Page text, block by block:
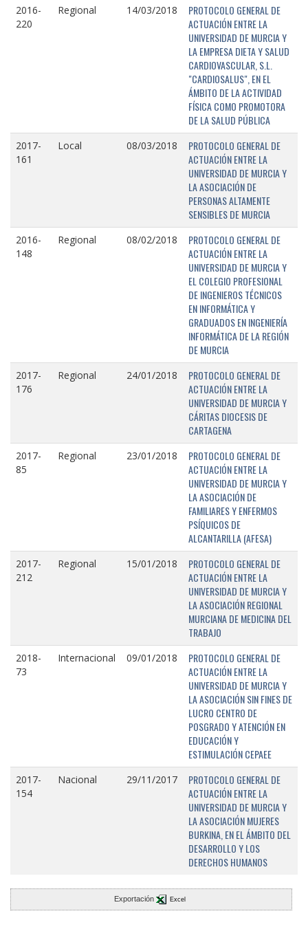
2016-
220
Regional 14/03/2018
PROTOCOLO GENERAL DE
ACTUACIÓN ENTRE LA
UNIVERSIDAD DE MURCIA Y
LA EMPRESA DIETA Y SALUD
CARDIOVASCULAR, S.L.
"CARDIOSALUS", EN EL
ÁMBITO DE LA ACTIVIDAD
FÍSICA COMO PROMOTORA
DE LA SALUD PÚBLICA
2017-
161
Local 08/03/2018
PROTOCOLO GENERAL DE
ACTUACIÓN ENTRE LA
UNIVERSIDAD DE MURCIA Y
LA ASOCIACIÓN DE
PERSONAS ALTAMENTE
SENSIBLES DE MURCIA
2016-
148
Regional 08/02/2018
PROTOCOLO GENERAL DE
ACTUACIÓN ENTRE LA
UNIVERSIDAD DE MURCIA Y
EL COLEGIO PROFESIONAL
DE INGENIEROS TÉCNICOS
EN INFORMÁTICA Y
GRADUADOS EN INGENIERÍA
INFORMÁTICA DE LA REGIÓN
DE MURCIA
2017-
176
Regional 24/01/2018
PROTOCOLO GENERAL DE
ACTUACIÓN ENTRE LA
UNIVERSIDAD DE MURCIA Y
CÁRITAS DIOCESIS DE
CARTAGENA
2017-
85
Regional 23/01/2018
PROTOCOLO GENERAL DE
ACTUACIÓN ENTRE LA
UNIVERSIDAD DE MURCIA Y
LA ASOCIACIÓN DE
FAMILIARES Y ENFERMOS
PSÍQUICOS DE
ALCANTARILLA (AFESA)
2017-
212
Regional 15/01/2018
PROTOCOLO GENERAL DE
ACTUACIÓN ENTRE LA
UNIVERSIDAD DE MURCIA Y
LA ASOCIACIÓN REGIONAL
MURCIANA DE MEDICINA DEL
TRABAJO
2018-
73
Internacional 09/01/2018
PROTOCOLO GENERAL DE
ACTUACIÓN ENTRE LA
UNIVERSIDAD DE MURCIA Y
LA ASOCIACIÓN SIN FINES DE
LUCRO CENTRO DE
POSGRADO Y ATENCIÓN EN
EDUCACIÓN Y
ESTIMULACIÓN CEPAEE
2017-
154
Nacional 29/11/2017
PROTOCOLO GENERAL DE
ACTUACIÓN ENTRE LA
UNIVERSIDAD DE MURCIA Y
LA ASOCIACIÓN MUJERES
BURKINA, EN EL ÁMBITO DEL
DESARROLLO Y LOS
DERECHOS HUMANOS
Exportación Excel